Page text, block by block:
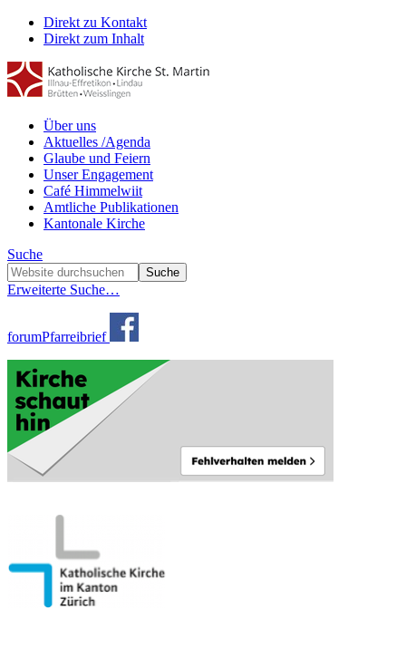
Direkt zu Kontakt
Direkt zum Inhalt
Über uns
Aktuelles /Agenda
Glaube und Feiern
Unser Engagement
Café Himmelwiit
Amtliche Publikationen
Kantonale Kirche
Suche
Erweiterte Suche…
forumPfarreibrief